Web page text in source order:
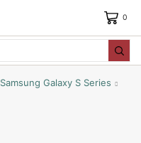
0
Samsung Galaxy S Series